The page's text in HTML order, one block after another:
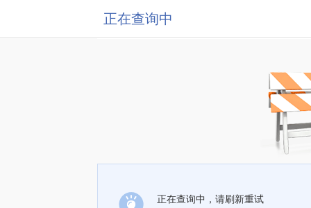
正在查询中
正在查询中，请刷新重试